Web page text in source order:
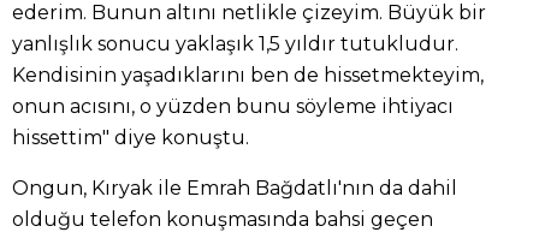
ederim. Bunun altını netlikle çizeyim. Büyük bir
yanlışlık sonucu yaklaşık 1,5 yıldır tutukludur.
Kendisinin yaşadıklarını ben de hissetmekteyim,
onun acısını, o yüzden bunu söyleme ihtiyacı
hissettim" diye konuştu.
Ongun, Kıryak ile Emrah Bağdatlı'nın da dahil
olduğu telefon konuşmasında bahsi geçen